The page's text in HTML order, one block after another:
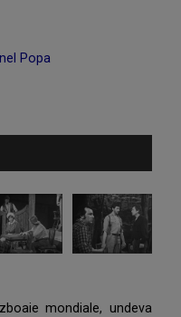
Popa
mondiale, undeva